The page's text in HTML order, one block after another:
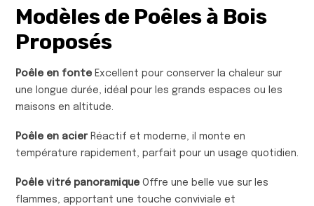
Modèles de Poêles à Bois
Proposés
Poêle en fonte Excellent pour conserver la chaleur sur
une longue durée, idéal pour les grands espaces ou les
maisons en altitude.
Poêle en acier Réactif et moderne, il monte en
température rapidement, parfait pour un usage quotidien.
Poêle vitré panoramique Offre une belle vue sur les
flammes, apportant une touche conviviale et